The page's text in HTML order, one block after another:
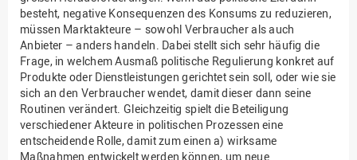
besteht, negative Konsequenzen des Konsums zu reduzieren,
müssen Marktakteure – sowohl Verbraucher als auch
Anbieter – anders handeln. Dabei stellt sich sehr häufig die
Frage, in welchem Ausmaß politische Regulierung konkret auf
Produkte oder Dienstleistungen gerichtet sein soll, oder wie sie
sich an den Verbraucher wendet, damit dieser dann seine
Routinen verändert. Gleichzeitig spielt die Beteiligung
verschiedener Akteure in politischen Prozessen eine
entscheidende Rolle, damit zum einen a) wirksame
Maßnahmen entwickelt werden können, um neue